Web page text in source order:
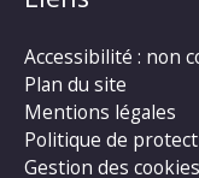
Accessibilité : non
Plan du site
Mentions légales
Politique de
Gestion des cookies